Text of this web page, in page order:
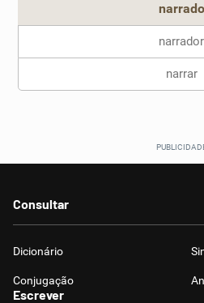
narrado
narrador
narrar
Consultar
Dicionário
Conjugação
Escrever